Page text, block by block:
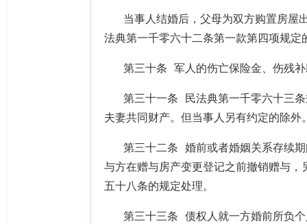
当事人结婚后，父母为双方购置房屋
法典第一千零六十二条第一款第四项规定
第三十条 军人的伤亡保险金、伤残
第三十一条 民法典第一千零六十三
夫妻共同财产。但当事人另有约定的除外
第三十二条 婚前或者婚姻关系存续
与方在赠与房产变更登记之前撤销赠与
五十八条的规定处理。
第三十三条 债权人就一方婚前所负